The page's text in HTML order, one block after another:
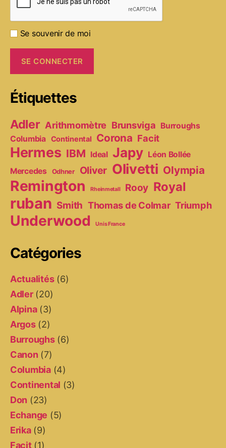
Se souvenir de moi
Étiquettes
Adler Arithmomètre Brunsviga Burroughs
Columbia Continental Corona Facit
Hermes IBM Ideal Japy Léon Bollée
Mercedes
Odhner Oliver Olivetti Olympia
Remington Rheinmetall Rooy Royal
ruban Smith Thomas de Colmar Triumph
Underwood Unis France
Catégories
Actualités(6)
Adler(20)
Alpina(3)
Argos(2)
Burroughs(6)
Canon (7)
Columbia(4)
Continental (3)
Don (23)
Echange (5)
Erika(9)
Facit(1)